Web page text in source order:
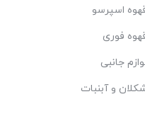
اسپرسو
فوری
جانبی
و آبنبات